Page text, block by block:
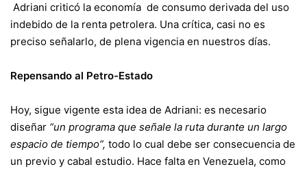
Adriani criticó la economía de consumo derivada del uso
indebido de la renta petrolera. Una crítica, casi no es
preciso señalarlo, de plena vigencia en nuestros días.
Repensando al Petro-Estado
Hoy, sigue vigente esta idea de Adriani: es necesario
diseñar “un programa que señale la ruta durante un largo
espacio de tiempo”, todo lo cual debe ser consecuencia de
un previo y cabal estudio. Hace falta en Venezuela, como